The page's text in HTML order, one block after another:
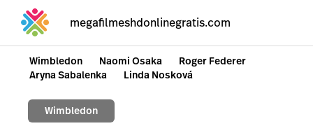
megafilmeshdonlinegratis.com
Wimbledon Naomi Osaka
Roger Federer
Aryna Sabalenka
Linda Nosková
Wimbledon